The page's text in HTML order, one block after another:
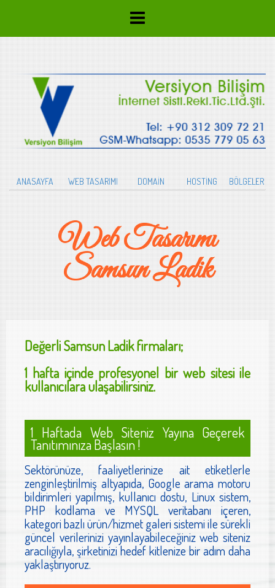
ANASAYFA WEB TASARIMI DOMAİN HOSTİNG BÖLGELER
Web Tasarımı
Samsun Ladik
DeğerliSamsun Ladikfirmaları;
1 hafta içinde profesyonel bir web sitesi ile
kullanıcılara ulaşabilirsiniz.
1 Haftada Web Siteniz Yayına Geçerek
Tanıtımınıza Başlasın !
Sektörünüze, faaliyetlerinize ait etiketlerle
zenginleştirilmiş altyapıda, Google arama motoru
bildirimleri yapılmış, kullanıcı dostu, Linux sistem,
PHP kodlama ve MYSQL veritabanı içeren,
kategori bazlı ürün/hizmet galeri sistemi ile sürekli
güncel verilerinizi yayınlayabileceğiniz web siteniz
aracılığıyla, şirketinizi hedef kitlenize bir adım daha
yaklaştırıyoruz.